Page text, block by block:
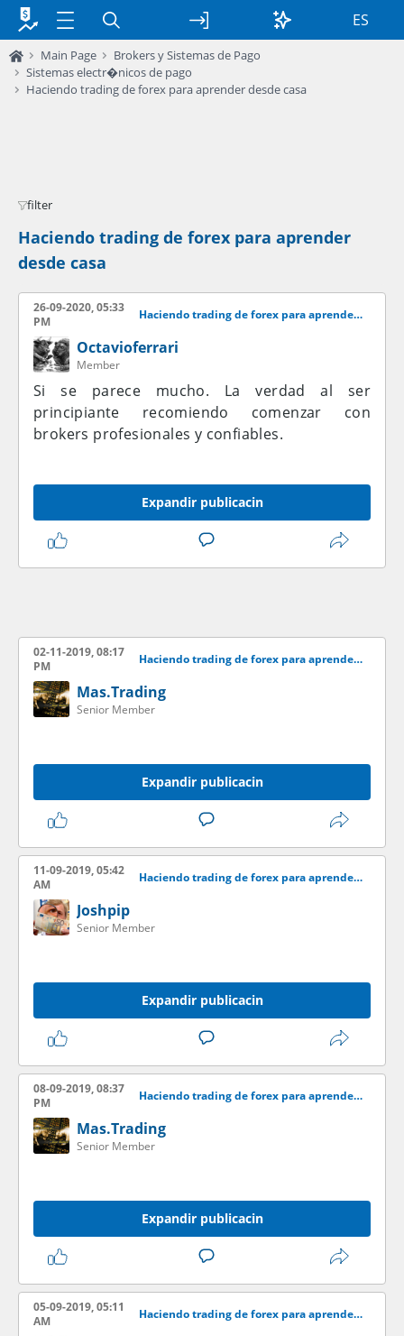
ES
Main Page
Brokers y Sistemas de Pago
Sistemas electr�nicos de pago
Haciendo trading de forex para aprender desde casa
filter
Haciendo trading de forex para aprender
desde casa
26-09-2020, 05:33
PM
Haciendo trading de forex para aprender desde casa
Octavioferrari
Member
Si se parece mucho. La verdad al ser
principiante recomiendo comenzar con
brokers profesionales y confiables.
Expandir publicacin
02-11-2019, 08:17
PM
Haciendo trading de forex para aprender desde casa
Mas.Trading
Senior Member
Expandir publicacin
11-09-2019, 05:42
AM
Haciendo trading de forex para aprender desde casa
Joshpip
Senior Member
Expandir publicacin
08-09-2019, 08:37
PM
Haciendo trading de forex para aprender desde casa
Mas.Trading
Senior Member
Expandir publicacin
05-09-2019, 05:11
AM
Haciendo trading de forex para aprender desde casa